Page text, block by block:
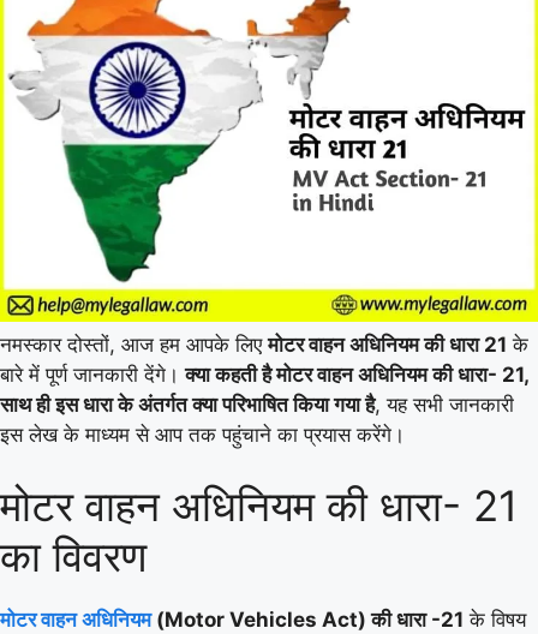
नमस्कार दोस्तों, आज हम आपके लिएमोटर वाहन अधिनियम की धारा 21 के
बारे में पूर्ण जानकारी देंगे।क्या कहती है मोटर वाहन अधिनियम की धारा- 21,
साथ ही इस धारा के अंतर्गत क्या परिभाषित किया गया है, यह सभी जानकारी
इस लेख के माध्यम से आप तक पहुंचाने का प्रयास करेंगे।
मोटर वाहन अधिनियम की धारा- 21
का विवरण
मोटर वाहन अधिनियम(Motor Vehicles Act) की धारा -21 के विषय